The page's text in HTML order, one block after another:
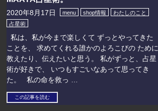
2020年8月17日 menu shop情報
わたしのこと
占星術
私は、私が今まで楽しくて ずっとやってきた
ことを、 求めてくれる誰かのよろこびの ために
教えたり、伝えたいと思う。 私がずっと、占星
術が好きで、 いつもすごいなあって思ってき
た。 私の命を救っ …
この記事を読む